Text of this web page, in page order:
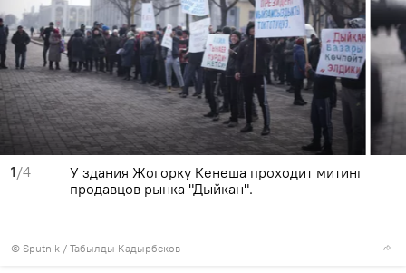
1/4
© Sputnik / Табылды Кадырбеков
У здания Жогорку Кенеша проходит митинг
продавцов рынка "Дыйкан".